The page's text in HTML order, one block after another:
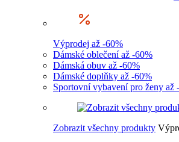
Výprodej až -60%
Dámské oblečení až -60%
Dámská obuv až -60%
Dámské doplňky až -60%
Sportovní vybavení pro ženy až
Zobrazit všechny produkty